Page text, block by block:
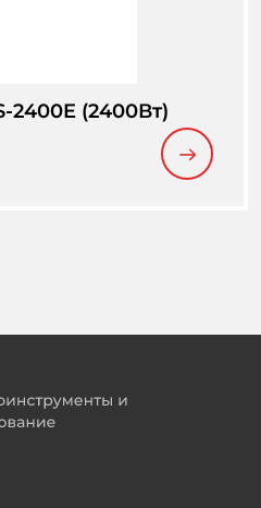
2400E (2400Вт)